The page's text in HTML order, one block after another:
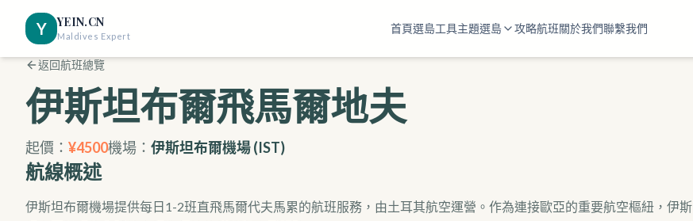
Y YEIN.CN
Maldives Expert
首頁選島工具主題選島 攻略航班關於我們聯繫我們
返回航班總覽
伊斯坦布爾飛馬爾地夫
起價： ¥4500機場： 伊斯坦布爾機場(IST)
航線概述
伊斯坦布爾機場提供每日1-2班直飛馬爾代夫馬累的航班服務，由土耳其航空運營。作為連接歐亞的重要航空樞紐，伊斯